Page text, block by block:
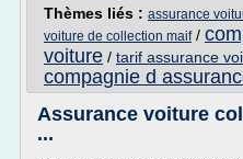
Thèmes liés : assurance
voiture de collection maif/
voiture / tarif assurance
compagnie d
Assurance voiture
...